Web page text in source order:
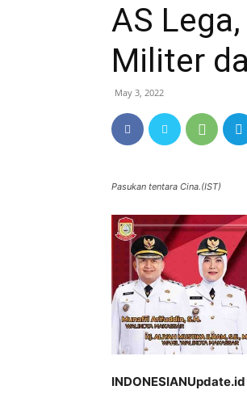
AS
Militer
May 3, 2022
Pasukan tentara Cina.(IST)
INDONESIANUpdate.id